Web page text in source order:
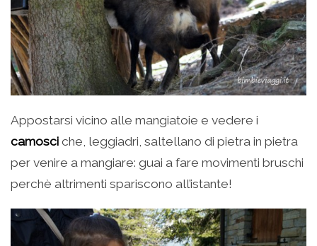
Appostarsi vicino alle mangiatoie e vedere i
camosci che, leggiadri, saltellano di pietra in pietra
per venire a mangiare: guai a fare movimenti bruschi
perchè altrimenti spariscono all’istante!